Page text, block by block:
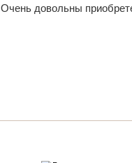
Очень довольны